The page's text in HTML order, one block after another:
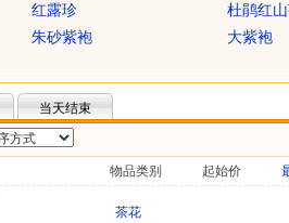
红露珍
杜鹃红
朱砂紫袍
大紫袍
当天结束
物品类别 起始价
茶花